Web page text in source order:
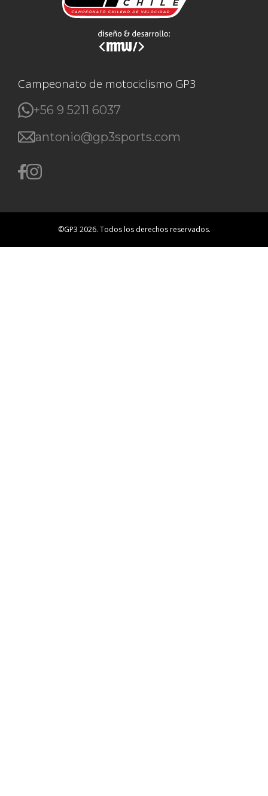
Campeonato de motociclismo GP3
+56 9 5211 6037
antonio@gp3sports.com
©GP3 2026. Todos los derechos reservados.